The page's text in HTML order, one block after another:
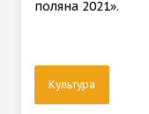
поляна 2021».
Культура